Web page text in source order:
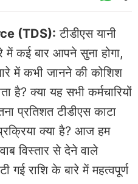
(TDS): टीडीएस यानी
में कई बार आपने सुना होगा,
में कभी जानने की कोशिश
है? क्या यह सभी कर्मचारियों
प्रतिशत टीडीएस काटा
क्या है? आज हम
विस्तार से देने वाले
राशि के बारे में महत्वपूर्ण